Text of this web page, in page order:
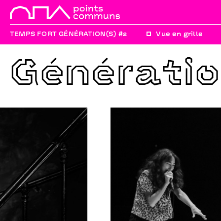
TEMPS FORT GÉNÉRATION(S) #2 Vue en grille